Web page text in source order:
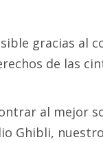
gracias al
de las
al mejor
Ghibli,